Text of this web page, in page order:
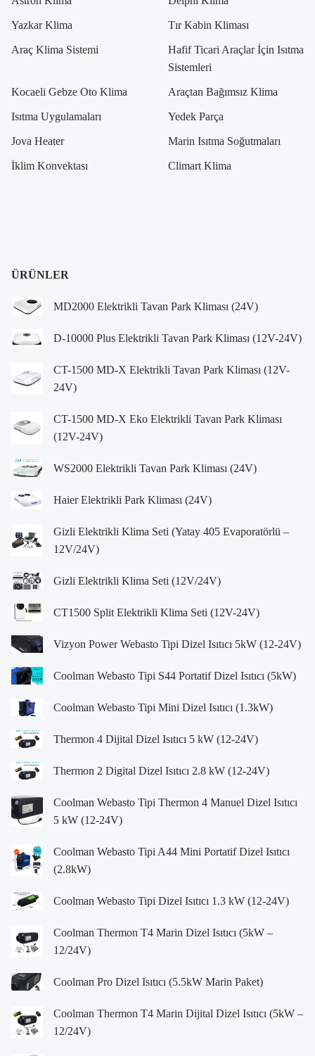
Yazkar Klima Tır Kabin Kliması
Araç Klima Sistemi
Hafif Ticari Araçlar İçin Isıtma
Sistemleri
Kocaeli Gebze Oto Klima Araçtan Bağımsız Klima
Isıtma Uygulamaları Yedek Parça
Jova Heater Marin Isıtma Soğutmaları
İklim Konvektası Climart Klima
ÜRÜNLER
MD2000 Elektrikli Tavan Park Kliması (24V)
D-10000 Plus Elektrikli Tavan Park Kliması (12V-24V)
CT-1500 MD-X Elektrikli Tavan Park Kliması (12V-
24V)
CT-1500 MD-X Eko Elektrikli Tavan Park Kliması
(12V-24V)
WS2000 Elektrikli Tavan Park Kliması (24V)
Haier Elektrikli Park Kliması (24V)
Gizli Elektrikli Klima Seti (Yatay 405 Evaporatörlü –
12V/24V)
Gizli Elektrikli Klima Seti (12V/24V)
CT1500 Split Elektrikli Klima Seti (12V-24V)
Vizyon Power Webasto Tipi Dizel Isıtıcı 5kW (12-24V)
Coolman Webasto Tipi S44 Portatif Dizel Isıtıcı (5kW)
Coolman Webasto Tipi Mini Dizel Isıtıcı (1.3kW)
Thermon 4 Dijital Dizel Isıtıcı 5 kW (12-24V)
Thermon 2 Digital Dizel Isıtıcı 2.8 kW (12-24V)
Coolman Webasto Tipi Thermon 4 Manuel Dizel Isıtıcı
5 kW (12-24V)
Coolman Webasto Tipi A44 Mini Portatif Dizel Isıtıcı
(2.8kW)
Coolman Webasto Tipi Dizel Isıtıcı 1.3 kW (12-24V)
Coolman Thermon T4 Marin Dizel Isıtıcı (5kW –
12/24V)
Coolman Pro Dizel Isıtıcı (5.5kW Marin Paket)
Coolman Thermon T4 Marin Dijital Dizel Isıtıcı (5kW –
12/24V)